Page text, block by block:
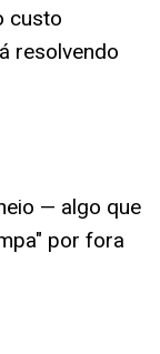
custo
resolvendo
— algo que
por fora